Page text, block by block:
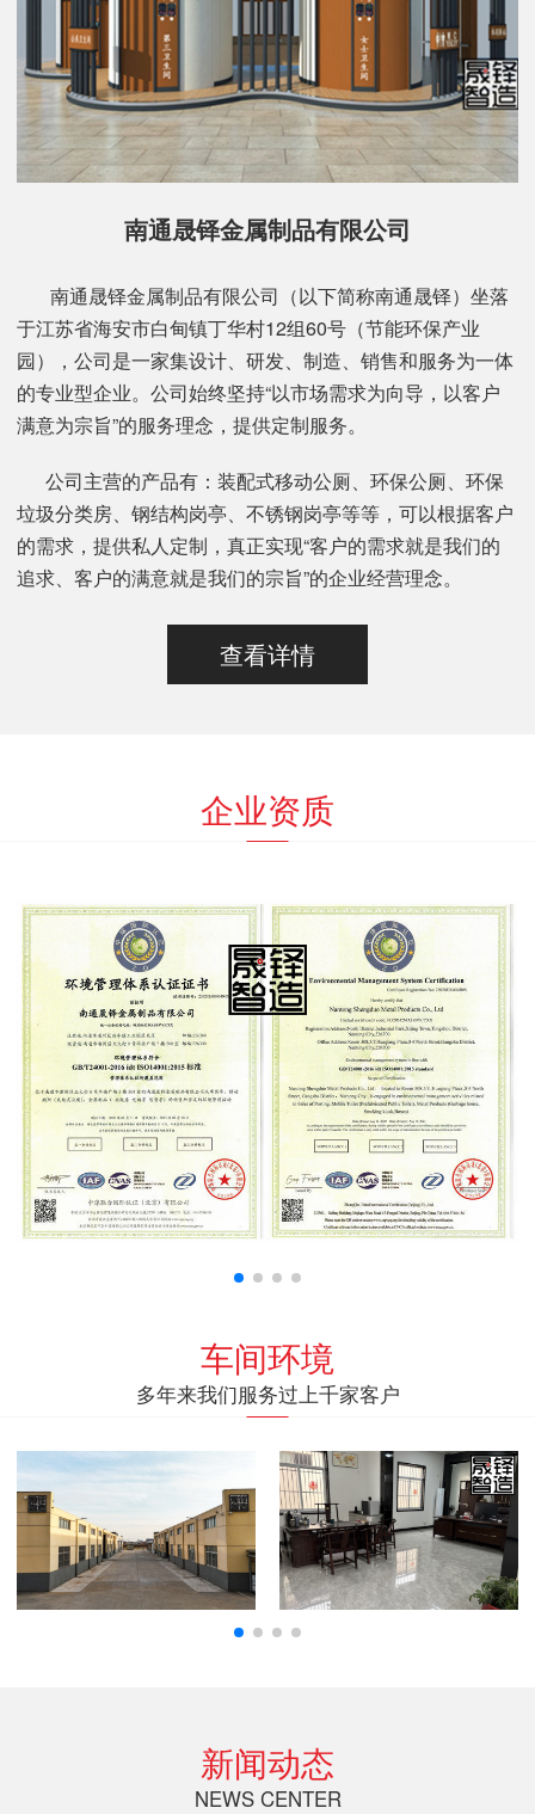
南通晟铎金属制品有限公司
南通晟铎金属制品有限公司（以下简称南通晟铎）坐落
于江苏省海安市白甸镇丁华村12组60号（节能环保产业
园），公司是一家集设计、研发、制造、销售和服务为一体
的专业型企业。公司始终坚持“以市场需求为向导，以客户
满意为宗旨”的服务理念，提供定制服务。
公司主营的产品有：装配式移动公厕、环保公厕、环保
垃圾分类房、钢结构岗亭、不锈钢岗亭等等，可以根据客户
的需求，提供私人定制，真正实现“客户的需求就是我们的
追求、客户的满意就是我们的宗旨”的企业经营理念。
查看详情
企业资质
车间环境
多年来我们服务过上千家客户
新闻动态
NEWS CENTER